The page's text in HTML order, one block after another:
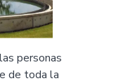
personas
de toda la